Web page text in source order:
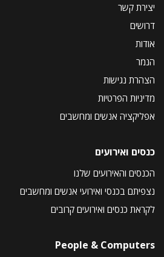
יצירת קשר
דרושים
אודות
הנמר
הצהרת נגישות
מדיניות הפרטיות
אפליקציה אנשים ומחשבים
כנסים ואירועים
הכנסים והאירועים שלנו
נצפיתם בכנסי ואירועי אנשים ומחשבים
לקראת כנסים ואירועים קרובים
People & Computers